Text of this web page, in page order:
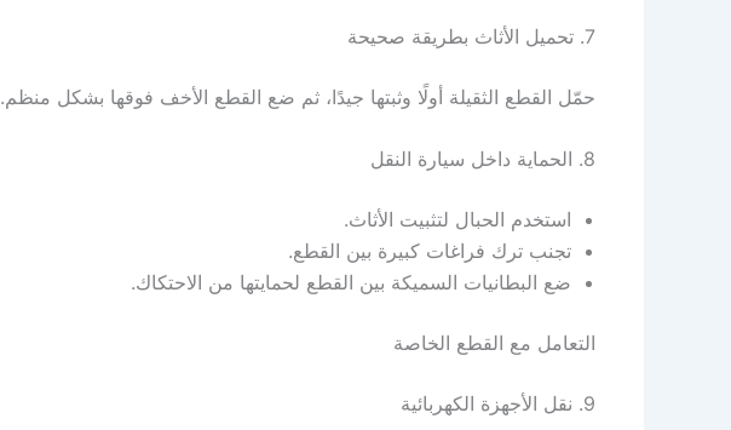
7. تحميل الأثاث بطريقة صحيحة
حمّل القطع الثقيلة أولًا وثبتها جيدًا، ثم ضع القطع الأخف فوقها بشكل منظم.
8. الحماية داخل سيارة النقل
استخدم الحبال لتثبيت الأثاث.
تجنب ترك فراغات كبيرة بين القطع.
ضع البطانيات السميكة بين القطع لحمايتها من الاحتكاك.
التعامل مع القطع الخاصة
9. نقل الأجهزة الكهربائية